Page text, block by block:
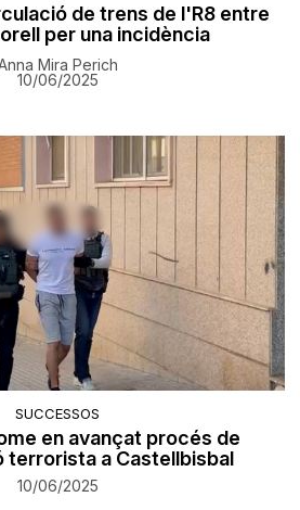
de trens de l'R8 entre
per una incidència
Mira Perich
10/06/2025
SUCCESSOS
en avançat procés de
terrorista a Castellbisbal
10/06/2025